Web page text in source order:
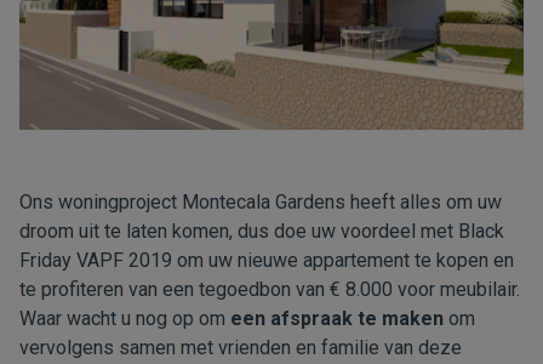
Ons woningproject Montecala Gardens heeft alles om uw
droom uit te laten komen, dus doe uw voordeel met Black
Friday VAPF 2019 om uw nieuwe appartement te kopen en
te profiteren van een tegoedbon van € 8.000 voor meubilair.
Waar wacht u nog op om een afspraak te maken om
vervolgens samen met vrienden en familie van deze